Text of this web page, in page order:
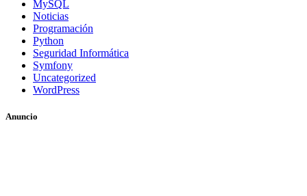
MySQL
Noticias
Programación
Python
Seguridad Informática
Symfony
Uncategorized
WordPress
Anuncio